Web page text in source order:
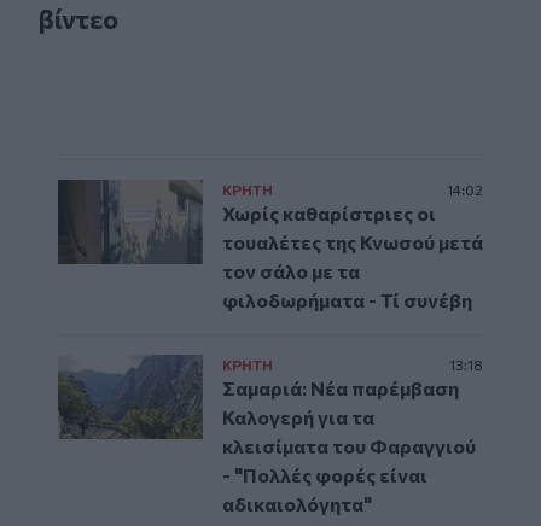
βίντεο
ΚΡΗΤΗ 14:02
Χωρίς καθαρίστριες οι
τουαλέτες της Κνωσού μετά
τον σάλο με τα
φιλοδωρήματα - Τί συνέβη
ΚΡΗΤΗ 13:18
Σαμαριά: Νέα παρέμβαση
Καλογερή για τα
κλεισίματα του Φαραγγιού
- "Πολλές φορές είναι
αδικαιολόγητα"